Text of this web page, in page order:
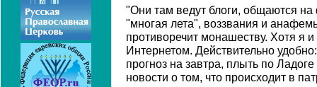
"Они там ведут блоги, общаются
"многая лета", воззвания и
противоречит монашеству. Хотя я
Интернетом. Действительно
прогноз на завтра, плыть по
новости о том, что происходит в